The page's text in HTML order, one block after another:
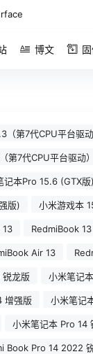
博文
第7代CPU平台驱动
第7代CPU平台驱动）
记本Pro 15.6 (GTX版)
版) 小米游戏本
13 RedmiBook
Air 13
龙版 小米笔记
增强版 小米笔记
小米笔记本 Pro 14
Book Pro 14 2022